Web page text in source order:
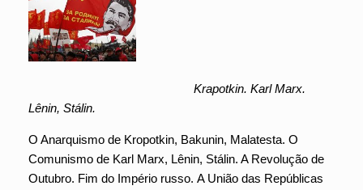
Krapotkin. Karl Marx.
Lênin, Stálin.
O Anarquismo de Kropotkin, Bakunin, Malatesta. O
Comunismo de Karl Marx, Lênin, Stálin. A Revolução de
Outubro. Fim do Império russo. A União das Repúblicas